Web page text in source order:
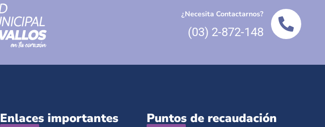
¿Necesita Contactarnos?
(03) 2-872-148
Enlaces importantes Puntos de recaudación